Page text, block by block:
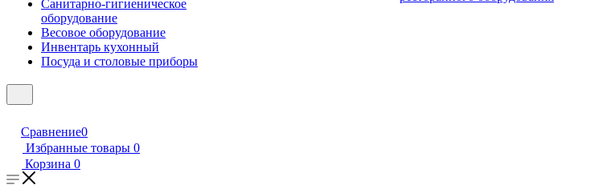
Санитарно-гигиеническое
оборудование
Весовое оборудование
Инвентарь кухонный
Посуда и столовые приборы
Сравнение0
Избранные товары 0
Корзина 0